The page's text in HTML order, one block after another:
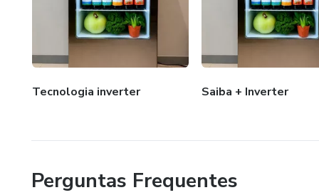
Tecnologia inverter Saiba + Inverter
Perguntas Frequentes